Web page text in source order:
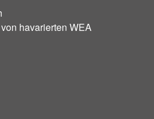
havarierten WEA